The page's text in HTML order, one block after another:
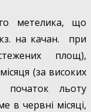
метелика, що
на качан. при
площ),
(за високих
початок льоту
в червні місяці,